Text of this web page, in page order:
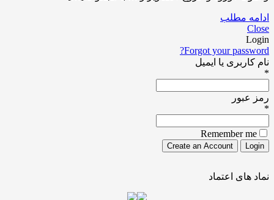
ادامه مطلب
Close
Login
Forgot your password?
نام کاربری یا ایمیل
*
رمز عبور
*
Remember me
نماد های اعتماد